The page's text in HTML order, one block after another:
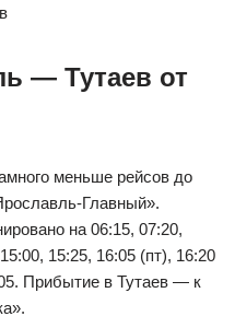
— Тутаев от
меньше рейсов до
Главный».
на 06:15, 07:20,
15:25, 16:05 (пт), 16:20
Прибытие в Тутаев — к